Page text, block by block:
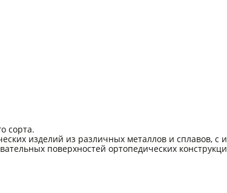
сорта.
изделий из различных металлов и сплавов,
поверхностей ортопедических